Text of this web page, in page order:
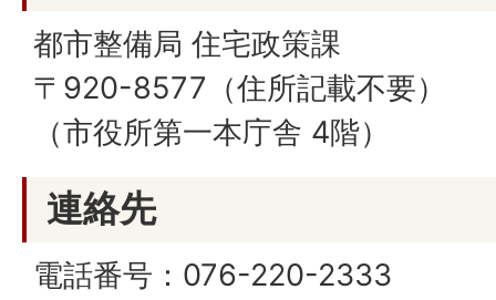
都市整備局 住宅政策課
〒920-8577（住所記載不要）
（市役所第一本庁舎 4階）
連絡先
電話番号：076-220-2333